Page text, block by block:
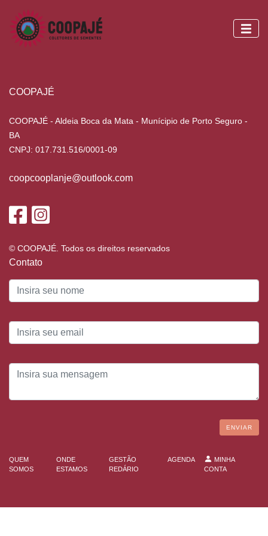
COOPAJÉ
COOPAJÉ - Aldeia Boca da Mata - Munícipio de Porto Seguro -
BA
CNPJ: 017.731.516/0001-09
coopcooplanje@outlook.com
© COOPAJÉ. Todos os direitos reservados
Contato
ENVIAR
QUEM
SOMOS
ONDE
ESTAMOS
GESTÃO
REDÁRIO
AGENDA
MINHA
CONTA